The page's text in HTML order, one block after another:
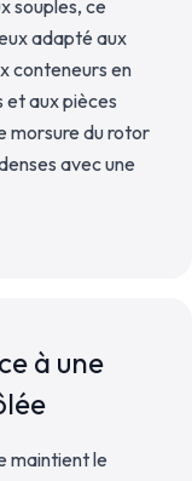
souples, ce
adapté aux
conteneurs en
et aux pièces
morsure du rotor
avec une
à une
maintient le